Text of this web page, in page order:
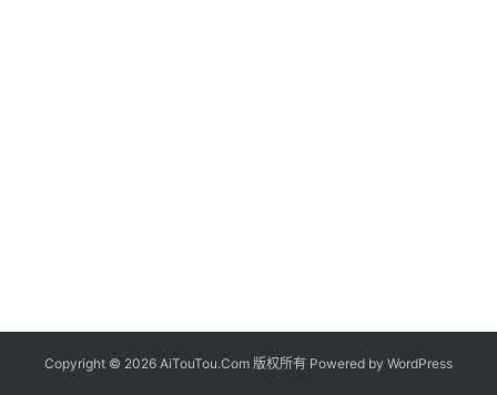
Copyright © 2026 AiTouTou.Com 版权所有 Powered by WordPress